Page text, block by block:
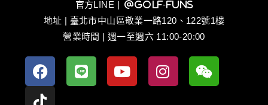
官方LINE | @golf-funs
地址 | 臺北市中山區敬業一路120、122號1樓
營業時間 | 週一至週六 11:00-20:00